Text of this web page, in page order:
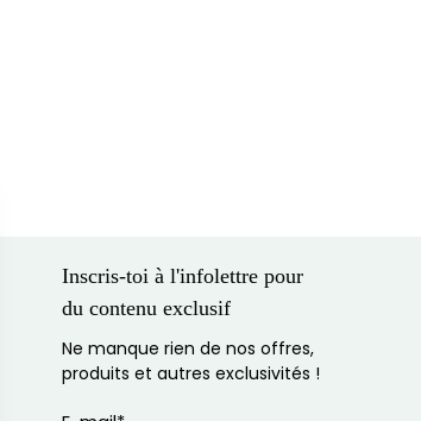
Inscris-toi à l'infolettre pour
du contenu exclusif
Ne manque rien de nos offres,
produits et autres exclusivités !